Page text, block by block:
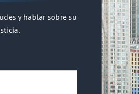
y hablar sobre su